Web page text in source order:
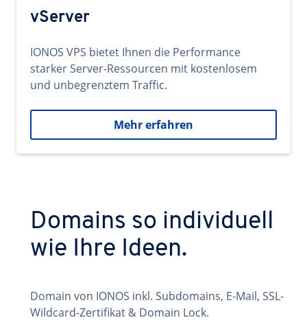
vServer
IONOS VPS bietet Ihnen die Performance
starker Server-Ressourcen mit kostenlosem
und unbegrenztem Traffic.
Mehr erfahren
Domains so individuell
wie Ihre Ideen.
Domain von IONOS inkl. Subdomains, E-Mail, SSL-
Wildcard-Zertifikat & Domain Lock.